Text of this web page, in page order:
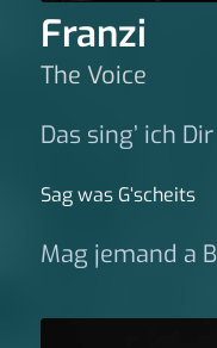
Franzi
The Voice
Das sing’ ich
Sag was G‘scheits
Mag jemand a